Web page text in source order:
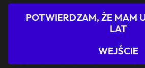
POTWIERDZAM, ŻE MAM
LAT
WEJŚCIE
sponsoring grupy
grupowo i odlotowo